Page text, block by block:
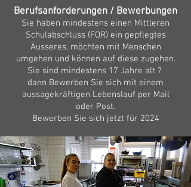
Berufsanforderungen / Bewerbungen
Sie haben mindestens einen Mittleren
Schulabschluss (FOR) ein gepflegtes
Äusseres, möchten mit Menschen
umgehen und können auf diese zugehen.
Sie sind mindestens 17 Jahre alt ?
dann Bewerben Sie sich mit einem
aussagekräftigen Lebenslauf per Mail
oder Post.
Bewerben Sie sich jetzt für 2024